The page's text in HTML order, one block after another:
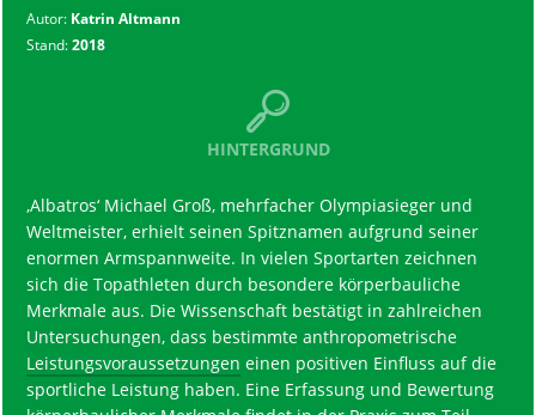
Autor: Katrin Altmann
Stand:2018
HINTERGRUND
‚Albatros‘ Michael Groß, mehrfacher Olympiasieger und
Weltmeister, erhielt seinen Spitznamen aufgrund seiner
enormen Armspannweite. In vielen Sportarten zeichnen
sich die Topathleten durch besondere körperbauliche
Merkmale aus. Die Wissenschaft bestätigt in zahlreichen
Untersuchungen, dass bestimmte anthropometrische
Leistungsvoraussetzungen einen positiven Einfluss auf die
sportliche Leistung haben. Eine Erfassung und Bewertung